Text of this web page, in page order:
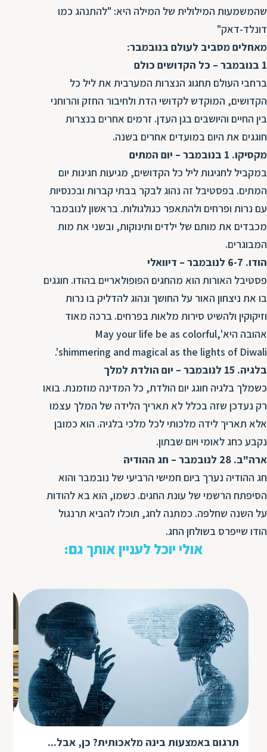
שהמשמעות המילולית של המילה היא: "להתנהג כמו
דונלד-דאק"
מאחלים מסביב לעולם בנובמבר:
1 בנובמבר – כל הקדושים כולם
ברחבי העולם תחגוג הנצרות המערבית את ליל כל
הקדושים, המוקדש לקדושי הדת ולחיבור החזק והרוחני
בין החיים והיושבים בגן העדן. זרמים אחרים בנצרות
חוגגים את היום במועדים אחרים בשנה.
מקסיקו. 1 בנובמבר – יום המתים
במקביל לחגיגות ליל כל הקדושים, מגיעות חגיגות יום
המתים. בפסטיבל זה נהוג לבקר בבתי קברות ובכנסיות
עם נרות ופרחים ולהתאפר כגולגולות. בראשון לנובמבר
מכבדים את מותם של ילדים ותינוקות, ובשני את מות
המבוגרים.
הודו. 6-7 לנובמבר – דיוואלי
פסטיבל האורות הוא מהחגים הפופולאריים בהודו. חוגגים
בו את ניצחון האור על החושך ונהוג להדליק בו נרות
וזיקוקין ולהשיט סירות מלאות בפרחים. ברכה מאוד
אהובה היא'May your life be as colorful,
shimmering and magical as the lights of Diwali'.
בלגיה. 15 לנובמבר – יום הולדת למלך
כשמלך בלגיה חוגג יום הולדת, כל המדינה מוזמנת. בואו
רק נעדכן שזה בכלל לא תאריך הלידה של המלך עצמו
אלא תאריך לידה מלכותי לכל מלכי בלגיה. הוא כמובן
נקבע כחג לאומי ויום שבתון.
ארה"ב. 28 לנובמבר – חג ההודיה
חג ההודיה נערך ביום חמישי הרביעי של נובמבר והוא
הסיפתח הרשמי של עונת החגים. כשמו, הוא בא להודות
על השנה שחלפה. כמתנה לחג, תוכלו להביא תרנגול
הודו שייפרס בשולחן החג.
אולי יוכל לעניין אותך גם:
תרגום באמצעות בינה מלאכותית? כן, אבל...